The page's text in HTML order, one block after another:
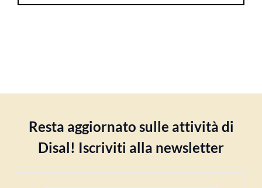
Resta aggiornato sulle attività di
Disal! Iscriviti alla newsletter